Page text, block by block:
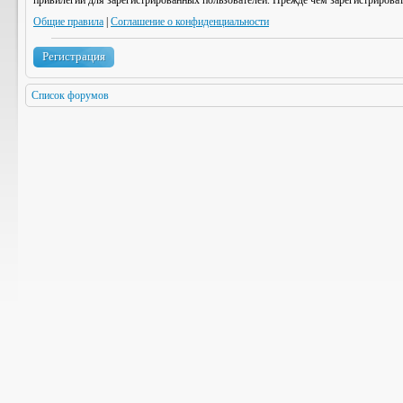
Общие правила Соглашение о конфиденциальности
Регистрация
Список форумов